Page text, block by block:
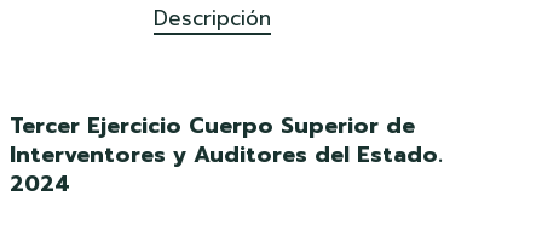
Descripción
Tercer Ejercicio Cuerpo Superior de
Interventores y Auditores del Estado.
2024